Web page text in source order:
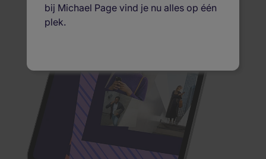
bij Michael Page vind je nu alles op één
plek.